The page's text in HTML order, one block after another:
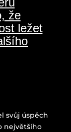
že
ležet
svůj úspěch
největšího